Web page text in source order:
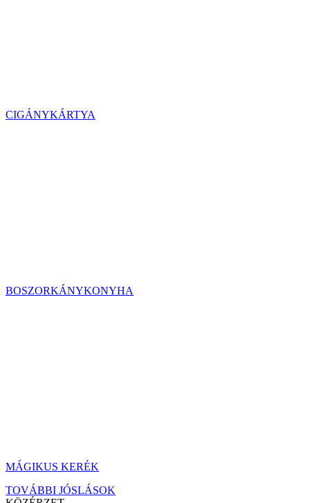
CIGÁNYKÁRTYA
BOSZORKÁNYKONYHA
MÁGIKUS KERÉK
TOVÁBBI JÓSLÁSOK